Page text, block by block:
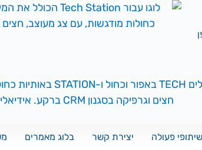
שיתופי פעולה יצירת קשר בלוג מאמרים